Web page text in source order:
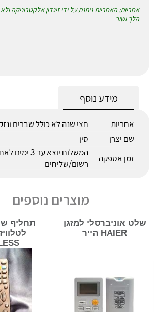
אחריות: האחריות ניתנת על ידי זיגדון אלקטרוניקה
הלך ושוב
מידע נוסף
אחריות
חצי שנה לא כולל שברים
שם יצרן
סין
זמן אספקה
המשלוח יוצא
רשום/שליחים
מוצרים נוספים
שלט אוניברסלי למזגן
HAIER הייר
תחליף